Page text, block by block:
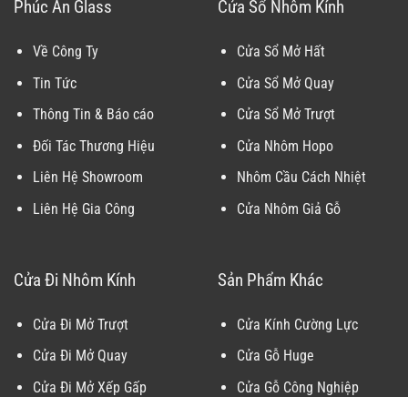
Phúc An Glass
Về Công Ty
Tin Tức
Thông Tin & Báo cáo
Đối Tác Thương Hiệu
Liên Hệ Showroom
Liên Hệ Gia Công
Cửa Sổ Nhôm Kính
Cửa Sổ Mở Hất
Cửa Sổ Mở Quay
Cửa Sổ Mở Trượt
Cửa Nhôm Hopo
Nhôm Cầu Cách Nhiệt
Cửa Nhôm Giả Gỗ
Cửa Đi Nhôm Kính
Cửa Đi Mở Trượt
Cửa Đi Mở Quay
Cửa Đi Mở Xếp Gấp
Sản Phẩm Khác
Cửa Kính Cường Lực
Cửa Gỗ Huge
Cửa Gỗ Công Nghiệp